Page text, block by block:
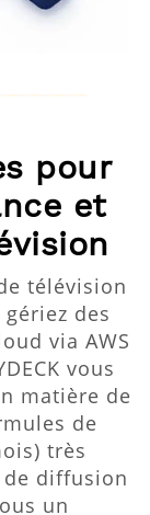
pour
et
télévision
des
via AWS
vous
matière de
de
très
de diffusion
un